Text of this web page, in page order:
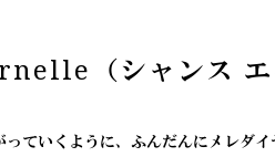
（シャンス エ
ていくように、ふんだんにメレダ